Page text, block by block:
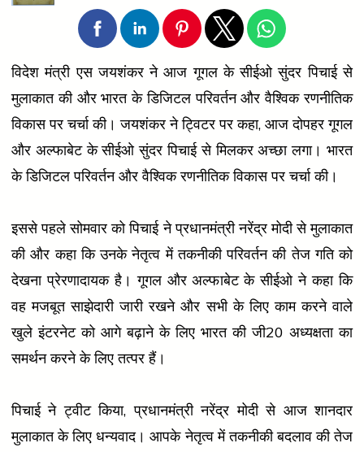
विदेश मंत्री एस जयशंकर ने आज गूगल के सीईओ सुंदर पिचाई से
मुलाकात की और भारत के डिजिटल परिवर्तन और वैश्विक रणनीतिक
विकास पर चर्चा की। जयशंकर ने ट्विटर पर कहा, आज दोपहर गूगल
और अल्फाबेट के सीईओ सुंदर पिचाई से मिलकर अच्छा लगा। भारत
के डिजिटल परिवर्तन और वैश्विक रणनीतिक विकास पर चर्चा की।
इससे पहले सोमवार को पिचाई ने प्रधानमंत्री नरेंद्र मोदी से मुलाकात
की और कहा कि उनके नेतृत्व में तकनीकी परिवर्तन की तेज गति को
देखना प्रेरणादायक है। गूगल और अल्फाबेट के सीईओ ने कहा कि
वह मजबूत साझेदारी जारी रखने और सभी के लिए काम करने वाले
खुले इंटरनेट को आगे बढ़ाने के लिए भारत की जी20 अध्यक्षता का
समर्थन करने के लिए तत्पर हैं।
पिचाई ने ट्वीट किया, प्रधानमंत्री नरेंद्र मोदी से आज शानदार
मुलाकात के लिए धन्यवाद। आपके नेतृत्व में तकनीकी बदलाव की तेज